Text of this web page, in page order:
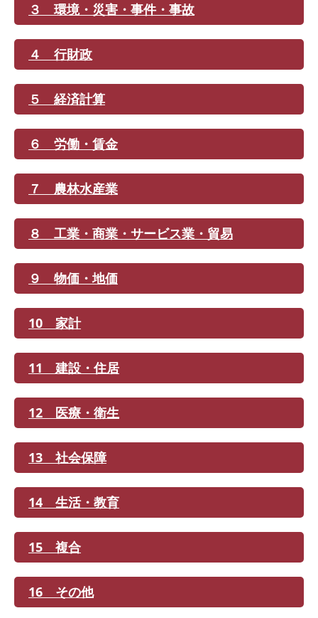
３ 環境・災害・事件・事故
４ 行財政
５ 経済計算
６ 労働・賃金
７ 農林水産業
８ 工業・商業・サービス業・貿易
９ 物価・地価
10 家計
11 建設・住居
12 医療・衛生
13 社会保障
14 生活・教育
15 複合
16 その他